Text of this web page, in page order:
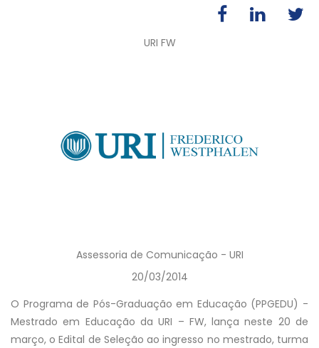
URI FW
Assessoria de Comunicação - URI
20/03/2014
O Programa de Pós-Graduação em Educação (PPGEDU) -
Mestrado em Educação da URI – FW, lança neste 20 de
março, o Edital de Seleção ao ingresso no mestrado, turma